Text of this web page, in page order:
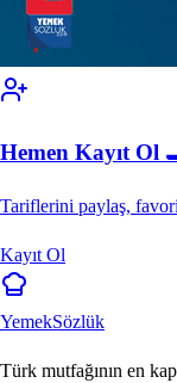
Hemen Kayıt Ol
Tariflerini paylaş,
Kayıt Ol
YemekSözlük
Türk mutfağının en